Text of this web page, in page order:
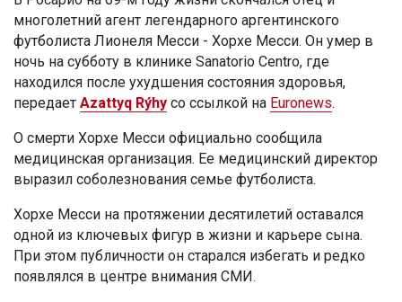
многолетний агент легендарного аргентинского
футболиста Лионеля Месси - Хорхе Месси. Он умер в
ночь на субботу в клинике Sanatorio Centro, где
находился после ухудшения состояния здоровья,
передает Azattyq Rýhy со ссылкой на Euronews.
О смерти Хорхе Месси официально сообщила
медицинская организация. Ее медицинский директор
выразил соболезнования семье футболиста.
Хорхе Месси на протяжении десятилетий оставался
одной из ключевых фигур в жизни и карьере сына.
При этом публичности он старался избегать и редко
появлялся в центре внимания СМИ.